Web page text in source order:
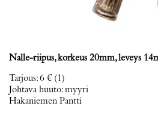
Nalle-riipus, korkeus 20mm, leveys
Tarjous:6 € (1)
Johtava huuto:myyri
Hakaniemen Pantti